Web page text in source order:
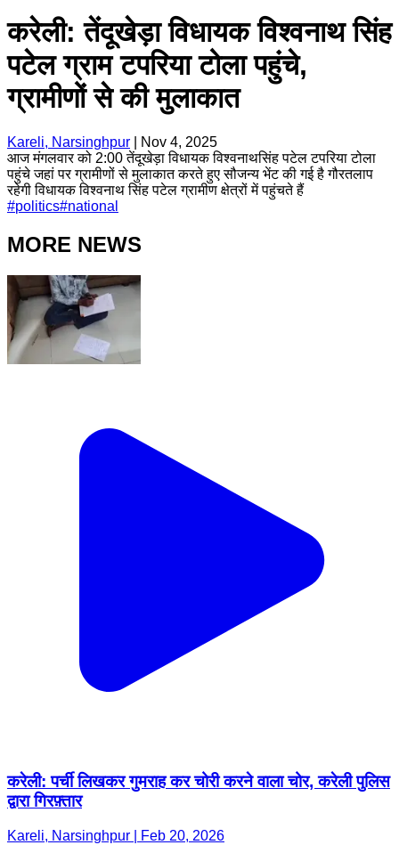
करेली: तेंदूखेड़ा विधायक विश्वनाथ सिंह
पटेल ग्राम टपरिया टोला पहुंचे,
ग्रामीणों से की मुलाकात
Kareli, Narsinghpur
Nov 4, 2025
आज मंगलवार को 2:00 तेंदूखेड़ा विधायक विश्वनाथसिंह पटेल टपरिया टोला
पहुंचे जहां पर ग्रामीणों से मुलाकात करते हुए सौजन्य भेंट की गई है गौरतलाप
रहेगी विधायक विश्वनाथ सिंह पटेल ग्रामीण क्षेत्रों में पहुंचते हैं
#politics#national
MORE NEWS
करेली: पर्ची लिखकर गुमराह कर चोरी करने वाला चोर, करेली पुलिस
द्वारा गिरफ़्तार
Kareli, Narsinghpur | Feb 20, 2026